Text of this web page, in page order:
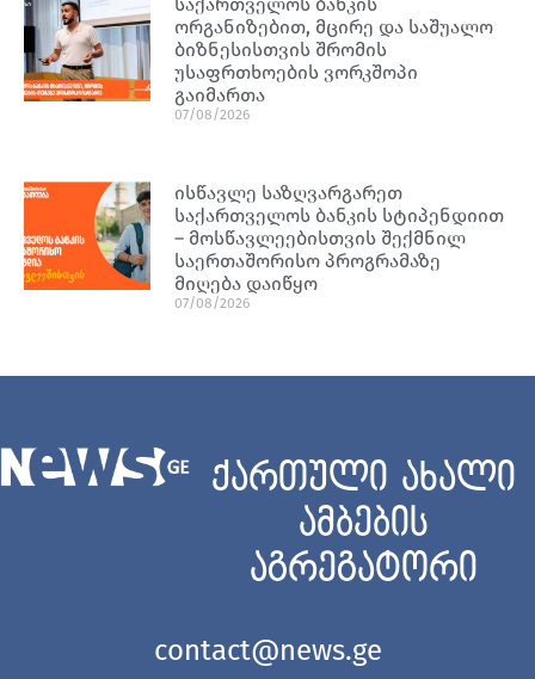
ორგანიზებით, მცირე და საშუალო
ბიზნესისთვის შრომის
უსაფრთხოების ვორკშოპი
გაიმართა
07/08/2026
ისწავლე საზღვარგარეთ
საქართველოს ბანკის სტიპენდიით
– მოსწავლეებისთვის შექმნილ
საერთაშორისო პროგრამაზე
მიღება დაიწყო
07/08/2026
ქართული ახალი
ამბების
აგრეგატორი
contact@news.ge